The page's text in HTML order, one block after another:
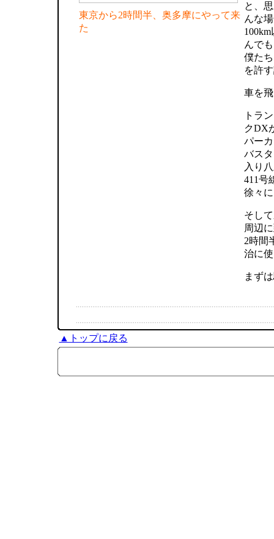
東京から2時間半、奥多摩にやって来
た
と、
んな
んで
僕た
を許
車を
トラ
クDX
パー
バス
入り
411号
徐々
そし
周辺
2時間
治に
まず
▲トップに戻る